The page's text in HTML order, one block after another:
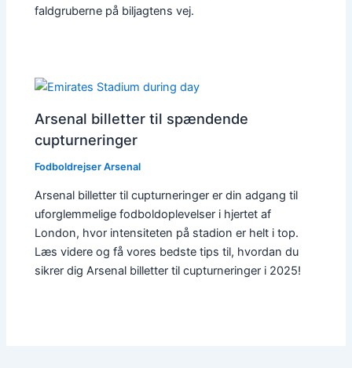
faldgruberne på biljagtens vej.
Arsenal billetter til spændende
cupturneringer
Fodboldrejser Arsenal
Arsenal billetter til cupturneringer er din adgang til
uforglemmelige fodboldoplevelser i hjertet af
London, hvor intensiteten på stadion er helt i top.
Læs videre og få vores bedste tips til, hvordan du
sikrer dig Arsenal billetter til cupturneringer i 2025!